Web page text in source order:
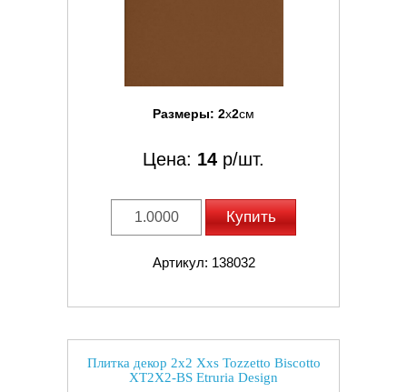
Размеры: 2x2см
Цена: 14 р/шт.
Купить
Артикул: 138032
Плитка декор 2x2 Xxs Tozzetto Biscotto
XT2X2-BS Etruria Design